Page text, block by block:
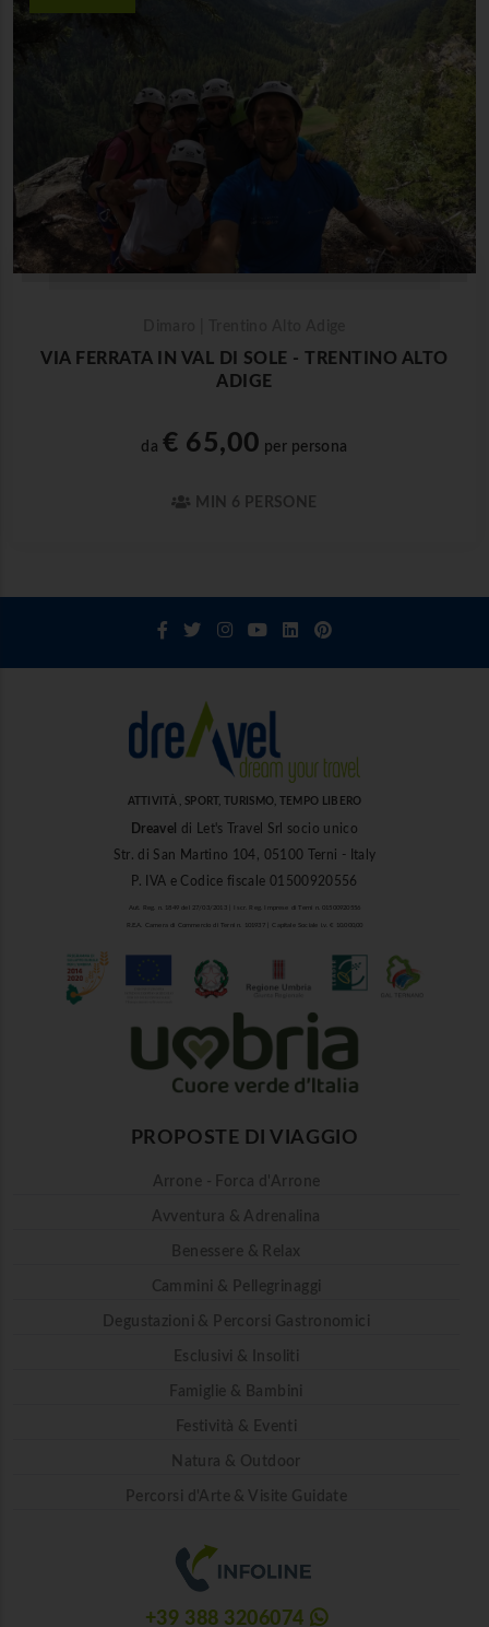
VIA FERRATA IN VAL DI SOLE - TRENTINO ALTO
ADIGE
da € 65,00 per persona
MIN 6 PERSONE
ATTIVITÀ , SPORT, TURISMO, TEMPO LIBERO
Dreavel
di Let's Travel Srl socio unico
Str. di San Martino 104, 05100 Terni - Italy
P. IVA e Codice fiscale 01500920556
Aut. Reg. n. 1849 del 27/03/2013 | Iscr. Reg. Imprese di Terni n. 01500920556
R.E.A. Camera di Commercio di Terni n. 101937 | Capitale Sociale i.v. € 10.000,00
PROPOSTE DI VIAGGIO
Arrone - Forca d'Arrone
Avventura & Adrenalina
Benessere & Relax
Cammini & Pellegrinaggi
Degustazioni & Percorsi Gastronomici
Esclusivi & Insoliti
Famiglie & Bambini
Festività & Eventi
Natura & Outdoor
Percorsi d'Arte & Visite Guidate
+39 388 3206074